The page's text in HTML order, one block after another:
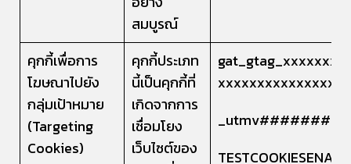
สมบูรณ์
คุกกี้เพื่อการ
โฆษณาไปยัง
กลุ่มเป้าหมาย
(Targeting
Cookies)
คุกกี้ประเภท
นี้เป็นคุกกี้ที่
เกิดจากการ
เชื่อมโยง
เว็บไซต์ของ
xxxxxxxxxxxxxxxx
_utmv#########